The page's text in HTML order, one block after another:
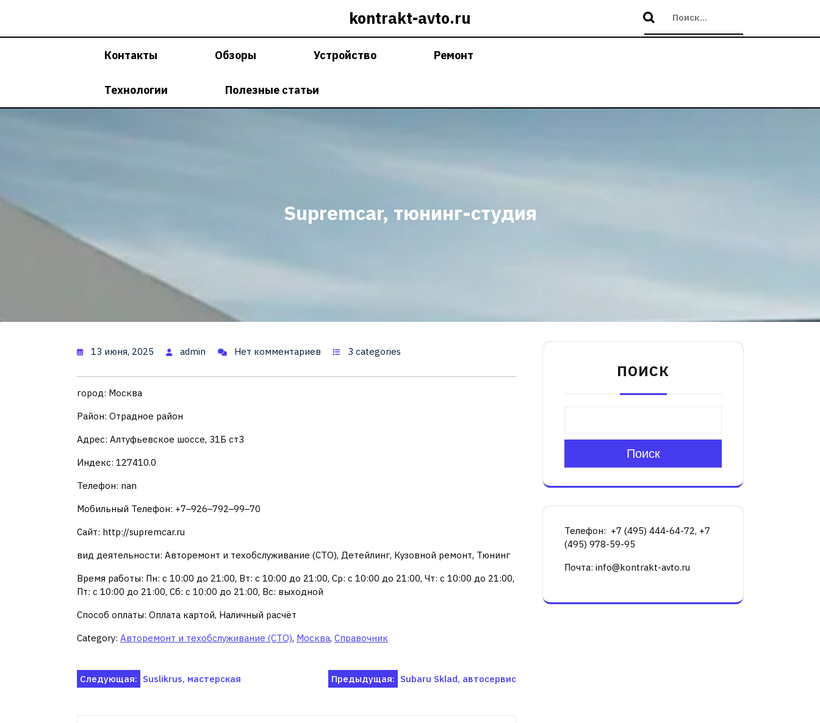
kontrakt-avto.ru
Контакты Обзоры Устройство Ремонт
Технологии Полезные статьи
Supremcar, тюнинг-студия
13 июня, 2025 admin Нет комментариев 3 categories
город: Москва
Район: Отрадное район
Адрес: Алтуфьевское шоссе, 31Б ст3
Индекс: 127410.0
Телефон: nan
Мобильный Телефон: +7‒926‒792‒99‒70
Сайт: http://supremcar.ru
вид деятельности: Авторемонт и техобслуживание (СТО), Детейлинг, Кузовной ремонт, Тюнинг
Время работы: Пн: с 10:00 до 21:00, Вт: с 10:00 до 21:00, Ср: с 10:00 до 21:00, Чт: с 10:00 до 21:00,
Пт: с 10:00 до 21:00, Сб: с 10:00 до 21:00, Вс: выходной
Способ оплаты: Оплата картой, Наличный расчёт
Category: Авторемонт и техобслуживание (СТО), Москва, Справочник
Навигация
Предыдущая: Subaru Sklad, автосервис
Следующая: Suslikrus, мастерская
ПОИСК
Поиск
Телефон: +7 (495) 444-64-72, +7
(495) 978-59-95
Почта: info@kontrakt-avto.ru